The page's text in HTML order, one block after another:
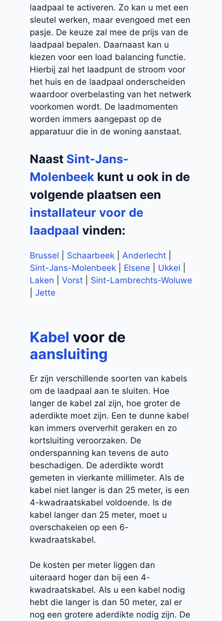
laadpaal te activeren. Zo kan u met een
sleutel werken, maar evengoed met een
pasje. De keuze zal mee de prijs van de
laadpaal bepalen. Daarnaast kan u
kiezen voor een load balancing functie.
Hierbij zal het laadpunt de stroom voor
het huis en de laadpaal onderscheiden
waardoor overbelasting van het netwerk
voorkomen wordt. De laadmomenten
worden immers aangepast op de
apparatuur die in de woning aanstaat.
Naast Sint-Jans-
Molenbeek kunt u ook in de
volgende plaatsen een
installateur voor de
laadpaal vinden:
Brussel Schaarbeek Anderlecht
Sint-Jans-Molenbeek
Elsene Ukkel
Laken
Vorst
Sint-Lambrechts-Woluwe
Jette
Kabel voor de
aansluiting
Er zijn verschillende soorten van kabels
om de laadpaal aan te sluiten. Hoe
langer de kabel zal zijn, hoe groter de
aderdikte moet zijn. Een te dunne kabel
kan immers oververhit geraken en zo
kortsluiting veroorzaken. De
onderspanning kan tevens de auto
beschadigen. De aderdikte wordt
gemeten in vierkante millimeter. Als de
kabel niet langer is dan 25 meter, is een
4-kwadraatskabel voldoende. Is de
kabel langer dan 25 meter, moet u
overschakelen op een 6-
kwadraatskabel.
De kosten per meter liggen dan
uiteraard hoger dan bij een 4-
kwadraatskabel. Als u een kabel nodig
hebt die langer is dan 50 meter, zal er
nog een grotere aderdikte nodig zijn. De